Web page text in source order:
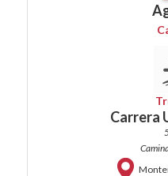
Carrera